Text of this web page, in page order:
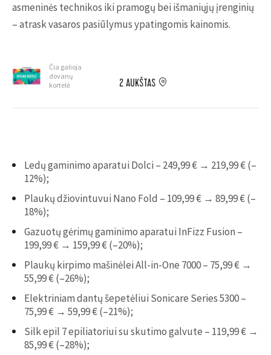
asmeninės technikos iki pramogų bei išmaniųjų įrenginių
– atrask vasaros pasiūlymus ypatingomis kainomis.
Čia galioja
dovanų
kortelė
2 AUKŠTAS
Ledų gaminimo aparatui Dolci – 249,99 € → 219,99 € (–
12%);
Plaukų džiovintuvui Nano Fold – 109,99 € → 89,99 € (–
18%);
Gazuotų gėrimų gaminimo aparatui InFizz Fusion –
199,99 € → 159,99 € (–20%);
Plaukų kirpimo mašinėlei All-in-One 7000 – 75,99 € →
55,99 € (–26%);
Elektriniam dantų šepetėliui Sonicare Series 5300 –
75,99 € → 59,99 € (–21%);
Silk epil 7 epiliatoriui su skutimo galvute – 119,99 € →
85,99 € (–28%);